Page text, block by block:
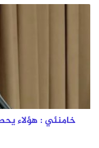
خامنئي
رئيس
دولةخامنئي : هؤلاء